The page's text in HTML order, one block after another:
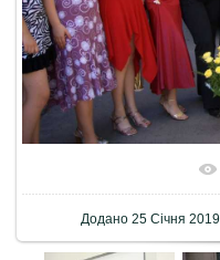
Додано 25 Січня 2019